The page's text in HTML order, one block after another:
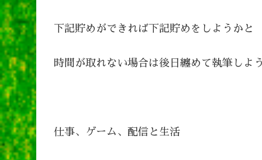
下記貯めができれば下記貯めをしようかと
時間が取れない場合は後日纏めて執筆しよ
仕事、ゲーム、配信と生活